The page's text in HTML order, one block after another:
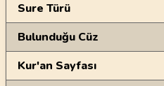
Sure Türü
Bulunduğu Cüz
Kur'an Sayfası